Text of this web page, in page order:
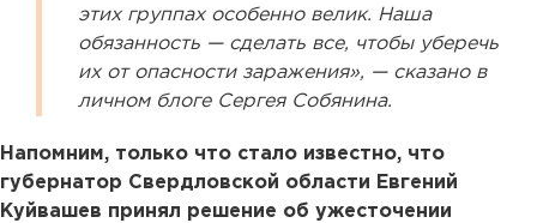
этих группах особенно велик. Наша
обязанность — сделать все, чтобы уберечь
их от опасности заражения», — сказано в
личном блоге Сергея Собянина.
Напомним, только что стало известно, что
губернатор Свердловской области Евгений
Куйвашев принял решение об ужесточении